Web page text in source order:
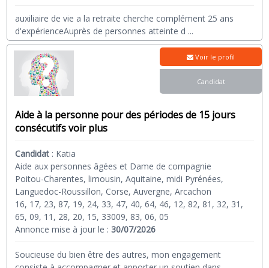
auxiliaire de vie a la retraite cherche complément 25 ans
d'expérienceAuprès de personnes atteinte d ...
Aide à la personne pour des périodes de 15 jours
consécutifs voir plus
Candidat : Katia
Aide aux personnes âgées et Dame de compagnie
Poitou-Charentes, limousin, Aquitaine, midi Pyrénées,
Languedoc-Roussillon, Corse, Auvergne, Arcachon
16, 17, 23, 87, 19, 24, 33, 47, 40, 64, 46, 12, 82, 81, 32, 31,
65, 09, 11, 28, 20, 15, 33009, 83, 06, 05
Annonce mise à jour le :30/07/2026
Soucieuse du bien être des autres, mon engagement
Voir le profil
Candidat